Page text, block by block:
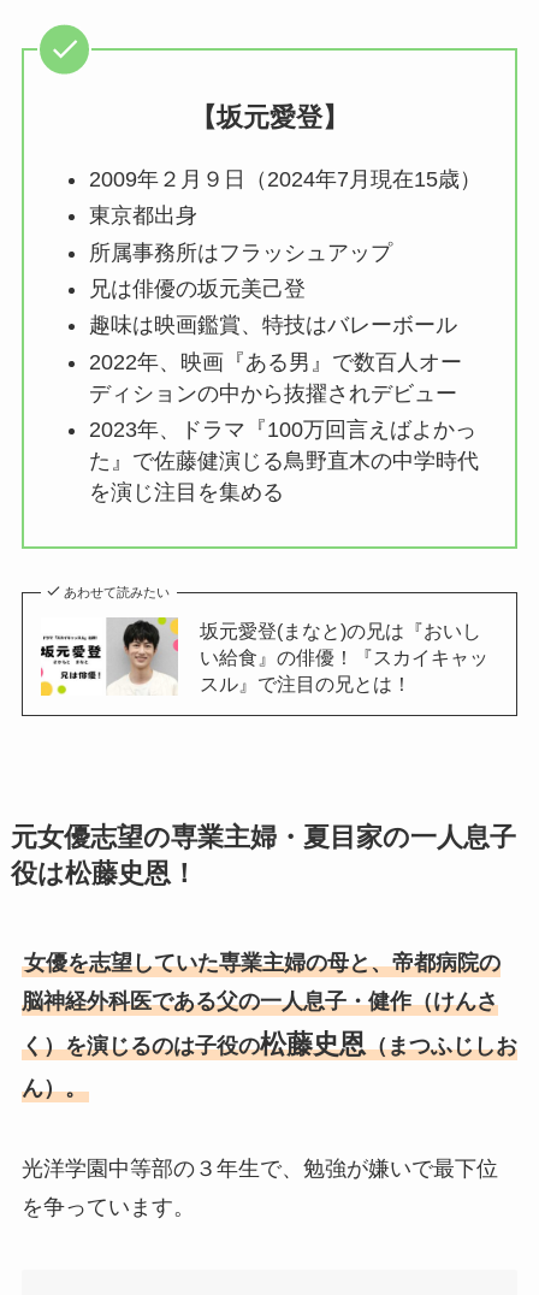
【坂元愛登】
2009年２月９日（2024年7月現在15歳）
東京都出身
所属事務所はフラッシュアップ
兄は俳優の坂元美己登
趣味は映画鑑賞、特技はバレーボール
2022年、映画『ある男』で数百人オー
ディションの中から抜擢されデビュー
2023年、ドラマ『100万回言えばよかっ
た』で佐藤健演じる鳥野直木の中学時代
を演じ注目を集める
あわせて読みたい
坂元愛登(まなと)の兄は『おいし
い給食』の俳優！『スカイキャッ
スル』で注目の兄とは！
元女優志望の専業主婦・夏目家の一人息子
役は松藤史恩！
女優を志望していた専業主婦の母と、帝都病院の
脳神経外科医である父の一人息子・健作（けんさ
く）を演じるのは子役の松藤史恩（まつふじしお
ん）。
光洋学園中等部の３年生で、勉強が嫌いで最下位
を争っています。